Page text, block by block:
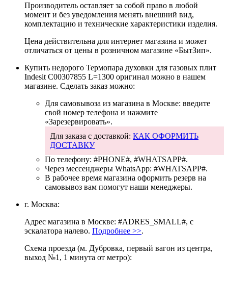
Производитель оставляет за собой право в любой
момент и без уведомления менять внешний вид,
комплектацию и технические характеристики изделия.
Цена действительна для интернет магазина и может
отличаться от цены в розничном магазине «БытЗип».
Купить недорого Термопара духовки для газовых плит
Indesit C00307855 L=1300 оригинал можно в нашем
магазине. Сделать заказ можно:
Для самовывоза из магазина в Москве: введите
свой номер телефона и нажмите
«Зарезервировать».
Для заказа с доставкой: КАК ОФОРМИТЬ
ДОСТАВКУ
По телефону: #PHONE#, #WHATSAPP#.
Через мессенджеры WhatsApp: #WHATSAPP#.
В рабочее время магазина оформить резерв на
самовывоз вам помогут наши менеджеры.
г. Москва:
Адрес магазина в Москве: #ADRES_SMALL#, с
эскалатора налево. Подробнее >>.
Схема проезда (м. Дубровка, первый вагон из центра,
выход №1, 1 минута от метро):